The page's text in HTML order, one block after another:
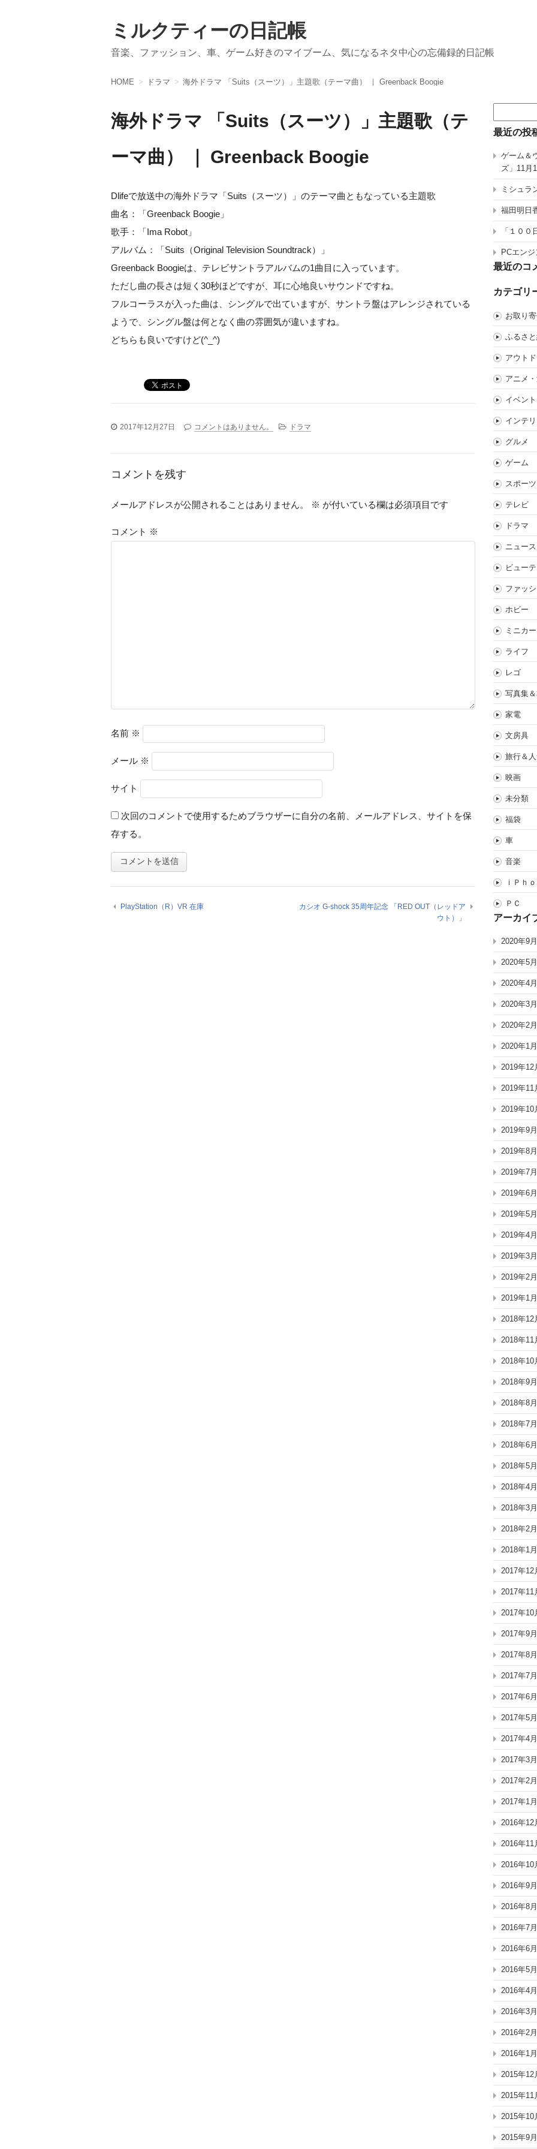
ミルクティーの日記帳
音楽、ファッション、車、ゲーム好きのマイブーム、気になるネタ中心の忘備録的日記帳
HOME ドラマ 海外ドラマ 「Suits（スーツ）」主題歌（テーマ曲） ｜ Greenback Boogie
海外ドラマ 「Suits（スーツ）」主題歌（テ
ーマ曲） ｜ Greenback Boogie
Dlifeで放送中の海外ドラマ「Suits（スーツ）」のテーマ曲ともなっている主題歌
曲名：「Greenback Boogie」
歌手：「Ima Robot」
アルバム：「Suits（Original Television Soundtrack）」
Greenback Boogieは、テレビサントラアルバムの1曲目に入っています。
ただし曲の長さは短く30秒ほどですが、耳に心地良いサウンドですね。
フルコーラスが入った曲は、シングルで出ていますが、サントラ盤はアレンジされている
ようで、シングル盤は何となく曲の雰囲気が違いますね。
どちらも良いですけど(^_^)
2017年12月27日 コメントはありません。 ドラマ
コメントを残す
メールアドレスが公開されることはありません。 ※ が付いている欄は必須項目です
コメント ※
名前 ※
メール ※
サイト
次回のコメントで使用するためブラウザーに自分の名前、メールアドレス、サイトを保
存する。
PlayStation（R）VR 在庫
カシオ G-shock 35周年記念 「RED OUT（レッドア
ウト）」
索:
最近の投
ゲーム＆
ズ」11月
ミシュラ
福田明日
「１０
PCエン
最近のコ
カテゴリ
お取り
ふるさ
アウト
アニメ
イベント
インテ
グルメ
ゲーム
スポーツ
テレビ
ドラマ
ニュース
ビュー
ファッ
ホビー
ミニカー
ライフ
レゴ
写真集
家電
文房具
旅行＆
映画
未分類
福袋
車
音楽
ｉＰｈ
ＰＣ
アーカイ
2020年9月
2020年5月
2020年4月
2020年3月
2020年2月
2020年1月
2019年12
2019年11
2019年10
2019年9月
2019年8月
2019年7月
2019年6月
2019年5月
2019年4月
2019年3月
2019年2月
2019年1月
2018年12
2018年11
2018年10
2018年9月
2018年8月
2018年7月
2018年6月
2018年5月
2018年4月
2018年3月
2018年2月
2018年1月
2017年12
2017年11
2017年10
2017年9月
2017年8月
2017年7月
2017年6月
2017年5月
2017年4月
2017年3月
2017年2月
2017年1月
2016年12
2016年11
2016年10
2016年9月
2016年8月
2016年7月
2016年6月
2016年5月
2016年4月
2016年3月
2016年2月
2016年1月
2015年12
2015年11
2015年10
2015年9月